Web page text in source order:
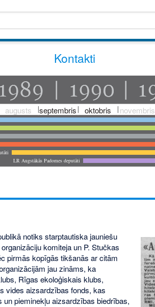
Kontakti
augusts septembris oktobris novembris
LR Augstākās Padomes deputāti
notiks starptautiska jauniešu
komiteja un P. Stučkas
pirmās kopīgās tikšanās ar citām
jau zināms, ka
Rīgas ekoloģiskais klubs,
vides aizsardzības fonds, kas
pieminekļu aizsardzības biedrības,